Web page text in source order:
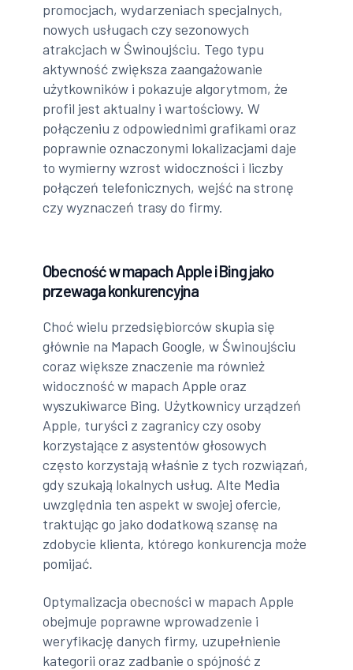
promocjach, wydarzeniach specjalnych,
nowych usługach czy sezonowych
atrakcjach w Świnoujściu. Tego typu
aktywność zwiększa zaangażowanie
użytkowników i pokazuje algorytmom, że
profil jest aktualny i wartościowy. W
połączeniu z odpowiednimi grafikami oraz
poprawnie oznaczonymi lokalizacjami daje
to wymierny wzrost widoczności i liczby
połączeń telefonicznych, wejść na stronę
czy wyznaczeń trasy do firmy.
Obecność w mapach Apple i Bing jako
przewaga konkurencyjna
Choć wielu przedsiębiorców skupia się
głównie na Mapach Google, w Świnoujściu
coraz większe znaczenie ma również
widoczność w mapach Apple oraz
wyszukiwarce Bing. Użytkownicy urządzeń
Apple, turyści z zagranicy czy osoby
korzystające z asystentów głosowych
często korzystają właśnie z tych rozwiązań,
gdy szukają lokalnych usług. Alte Media
uwzględnia ten aspekt w swojej ofercie,
traktując go jako dodatkową szansę na
zdobycie klienta, którego konkurencja może
pomijać.
Optymalizacja obecności w mapach Apple
obejmuje poprawne wprowadzenie i
weryfikację danych firmy, uzupełnienie
kategorii oraz zadbanie o spójność z